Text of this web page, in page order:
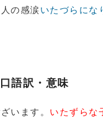
の感涙 いたづらにな
語訳・意味
います。 いたずらな